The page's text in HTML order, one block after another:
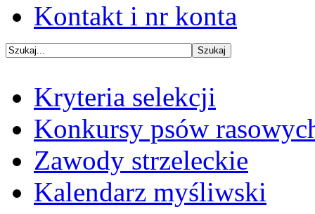
Kontakt i nr konta
Kryteria selekcji
Konkursy psów
Zawody strzeleckie
Kalendarz myśliwski